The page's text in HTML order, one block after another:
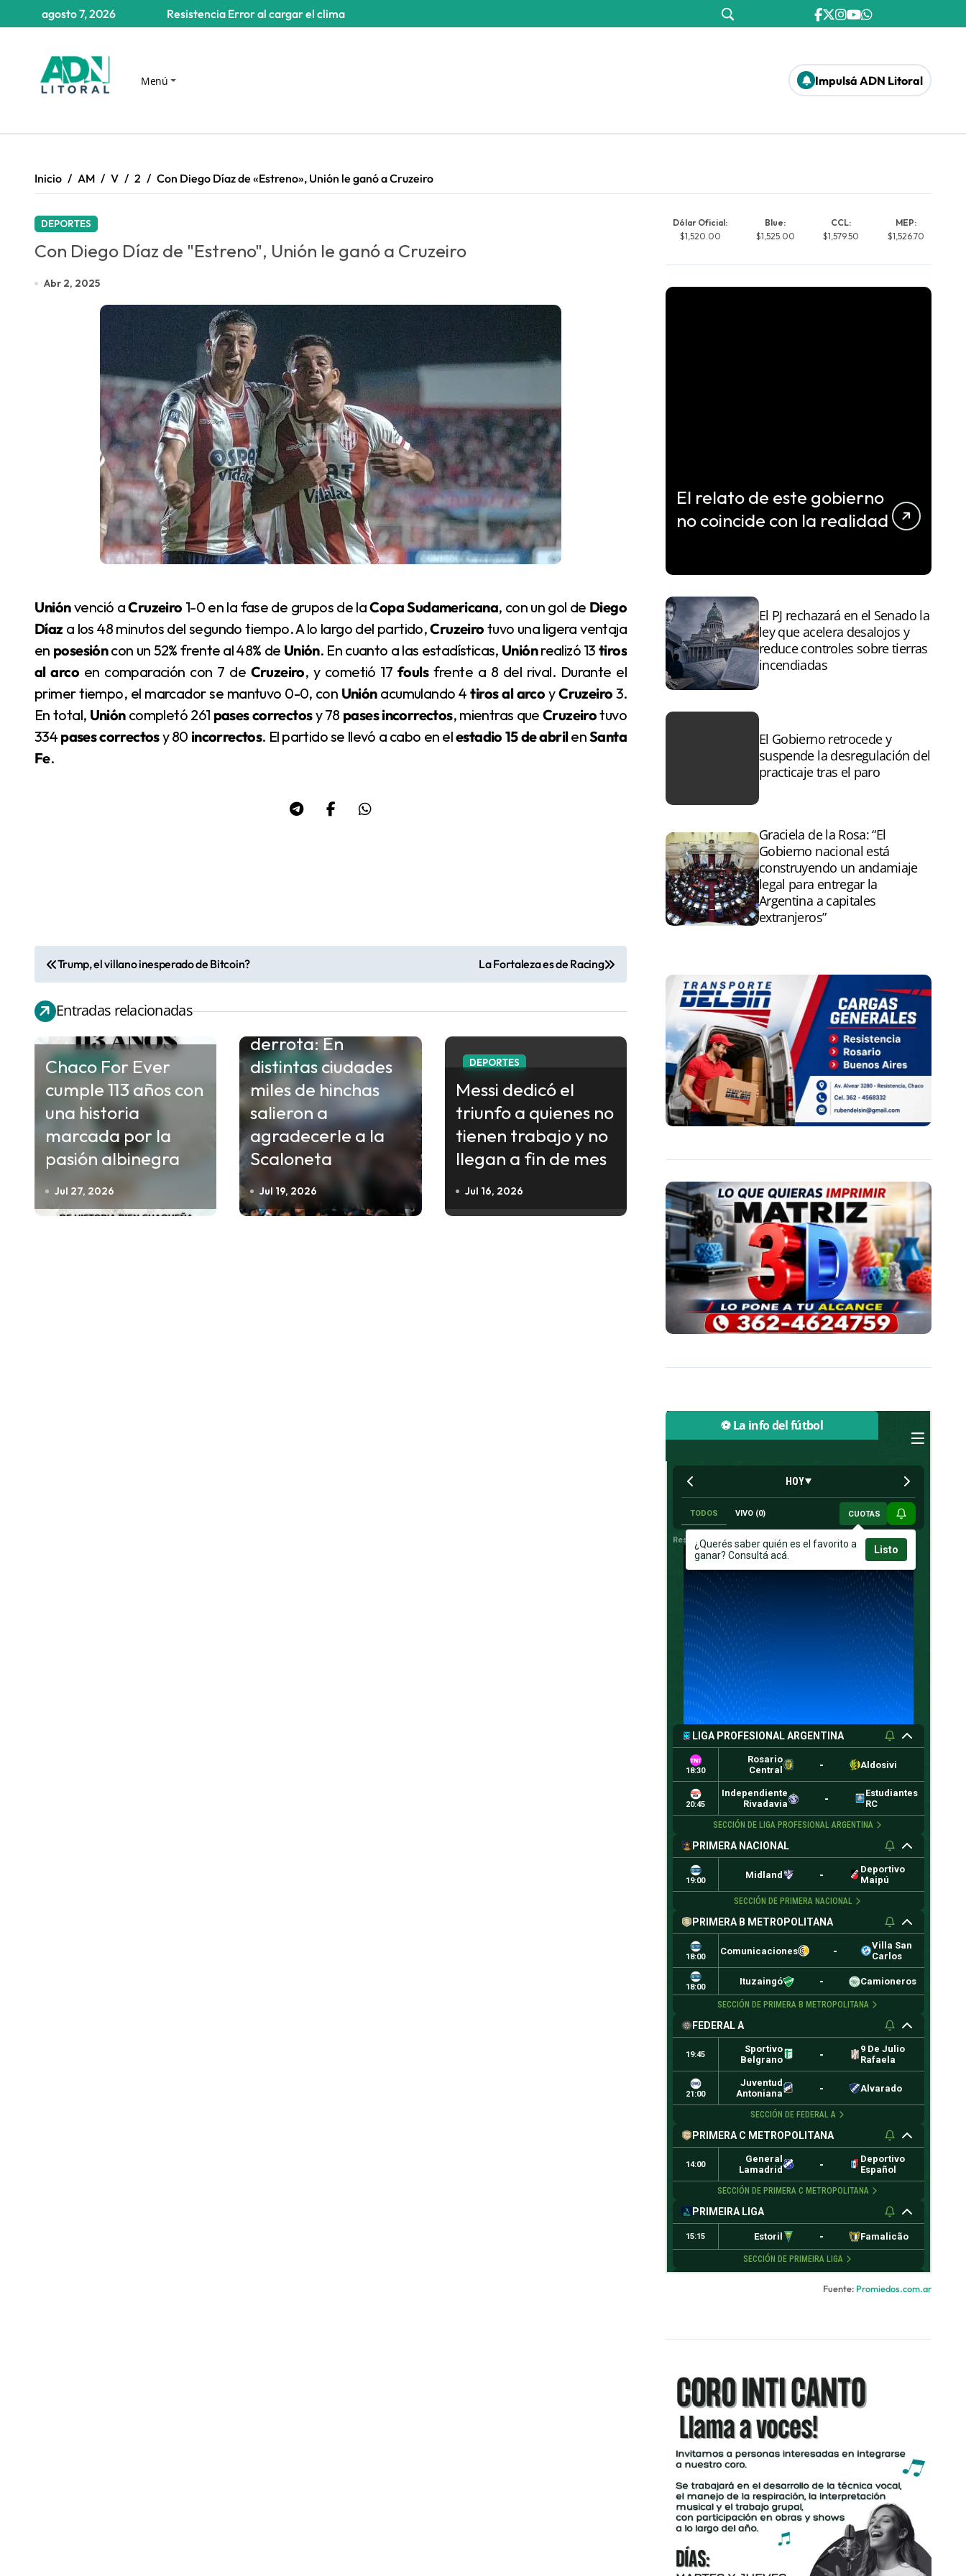
Resistencia Error al cargar el clima
agosto 7, 2026
Menú Impulsá ADN Litoral
Inicio AM V 2 Con Diego Díaz de «Estreno», Unión le ganó a Cruzeiro
DEPORTES
Con Diego Díaz de "Estreno", Unión le ganó a Cruzeiro
Abr 2, 2025
Uniónvenció aCruzeiro 1-0 en la fase de grupos de laCopa Sudamericana, con un gol de Diego
Díaz a los 48 minutos del segundo tiempo. A lo largo del partido,Cruzeiro tuvo una ligera ventaja
en posesióncon un 52% frente al 48% de Unión. En cuanto a las estadísticas, Uniónrealizó 13 tiros
al arco en comparación con 7 de Cruzeiro, y cometió 17 foulsfrente a 8 del rival. Durante el
primer tiempo, el marcador se mantuvo 0-0, con Uniónacumulando 4tiros al arco yCruzeiro 3.
En total, Unióncompletó 261 pases correctosy 78 pases incorrectos, mientras queCruzeirotuvo
334 pases correctosy 80 incorrectos. El partido se llevó a cabo en elestadio 15 de abrilenSanta
Fe.
v
e
i
e
Trump, el villano inesperado de Bitcoin? La Fortaleza es de Racing
Entradas relacionadas
DEPORTES
Chaco For Ever
cumple 113 años con
una historia
marcada por la
pasión albinegra
Jul 27, 2026
DEPORTES
derrota: En
distintas ciudades
miles de hinchas
salieron a
agradecerle a la
Scaloneta
Jul 19, 2026
DEPORTES
Messi dedicó el
triunfo a quienes no
tienen trabajo y no
llegan a fin de mes
Jul 16, 2026
Dólar Oficial:
$1,520.00
Blue:
$1,525.00
CCL:
$1,579.50
MEP:
$1,526.70
El relato de este gobierno
no coincide con la realidad
El PJ rechazará en el Senado la
ley que acelera desalojos y
reduce controles sobre tierras
incendiadas
El Gobierno retrocede y
suspende la desregulación del
practicaje tras el paro
Graciela de la Rosa: “El
Gobierno nacional está
construyendo un andamiaje
legal para entregar la
Argentina a capitales
extranjeros”
⚽ La info del fútbol
Fuente: Promiedos.com.ar